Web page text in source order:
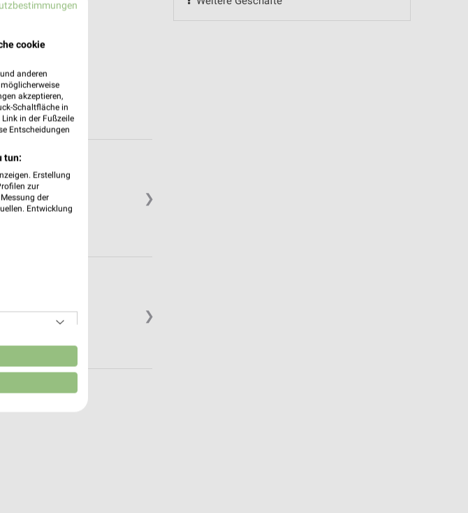
❯
❯
cookie
anderen
akzeptieren,
Schaltfläche in
in der Fußzeile
Entscheidungen
tun:
Erstellung
zur
der
Entwicklung